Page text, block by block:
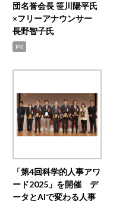
団名誉会長 笹川陽平氏
×フリーアナウンサー
長野智子氏
PR
「第4回科学的人事アワ
ード2025」を開催 デ
ータとAIで変わる人事